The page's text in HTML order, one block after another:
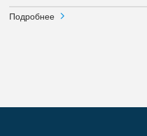
Подробнее